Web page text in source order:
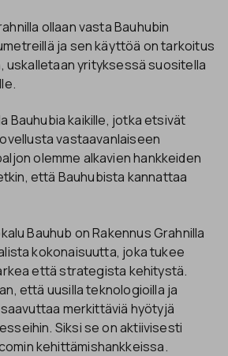
ollaan vasta Bauhubin
ja sen käyttöä on tarkoitus
uskalletaan yrityksessä suositella
Bauhubia kaikille, jotka etsivät
vastaavanlaiseen
olemme alkavien hankkeiden
että Bauhubista kannattaa
Bauhub on Rakennus Grahnilla
kokonaisuutta, joka tukee
että strategista kehitystä.
että uusilla teknologioilla ja
merkittäviä hyötyjä
Siksi se on aktiivisesti
kehittämishankkeissa.